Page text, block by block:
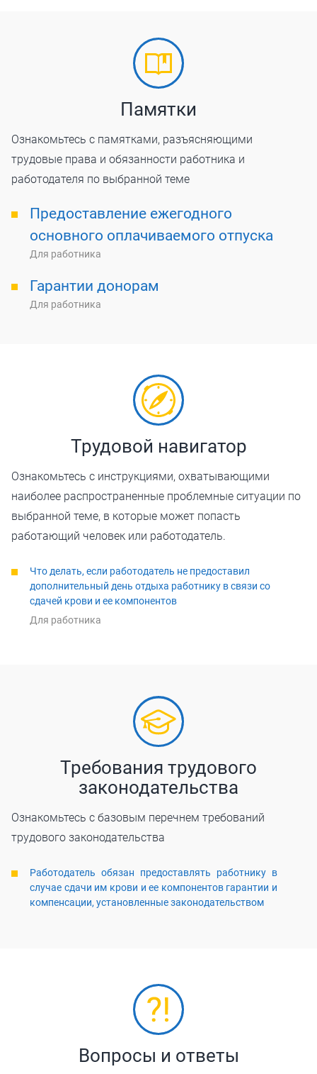
Памятки
Ознакомьтесь с памятками, разъясняющими
трудовые права и обязанности работника и
работодателя по выбранной теме
Предоставление ежегодного
основного оплачиваемого отпуска
Для работника
Гарантии донорам
Для работника
Трудовой навигатор
Ознакомьтесь с инструкциями, охватывающими
наиболее распространенные проблемные ситуации по
выбранной теме, в которые может попасть
работающий человек или работодатель.
Что делать, если работодатель не предоставил
дополнительный день отдыха работнику в связи со
сдачей крови и ее компонентов
Для работника
Требования трудового
законодательства
Ознакомьтесь с базовым перечнем требований
трудового законодательства
Работодатель обязан предоставлять работнику в
случае сдачи им крови и ее компонентов гарантии и
компенсации, установленные законодательством
Вопросы и ответы